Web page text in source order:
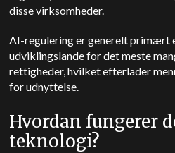
disse virksomheder.
AI-regulering er generelt primært
udviklingslande for det meste
rettigheder, hvilket efterlader
for udnyttelse.
Hvordan fungerer
teknologi?